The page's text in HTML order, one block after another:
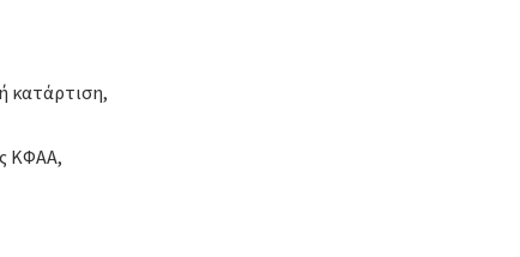
κατάρτιση,
ΚΦΑΑ,